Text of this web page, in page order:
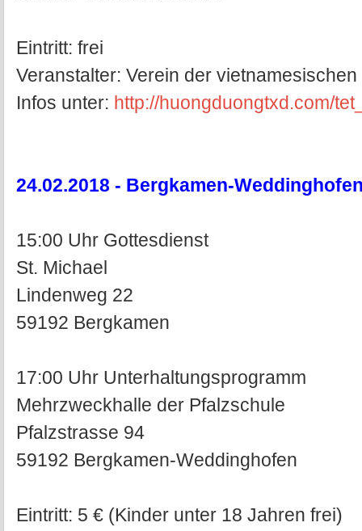
Eintritt: frei
Veranstalter: Verein der
Infos unter: http://huongduongtxd.com/
24.02.2018 - Bergkamen-
15:00 Uhr Gottesdienst
St. Michael
Lindenweg 22
59192 Bergkamen
17:00 Uhr Unterhaltungsprogramm
Mehrzweckhalle der Pfalzschule
Pfalzstrasse 94
59192 Bergkamen-Weddinghofen
Eintritt: 5 € (Kinder unter 18 Jahren frei)